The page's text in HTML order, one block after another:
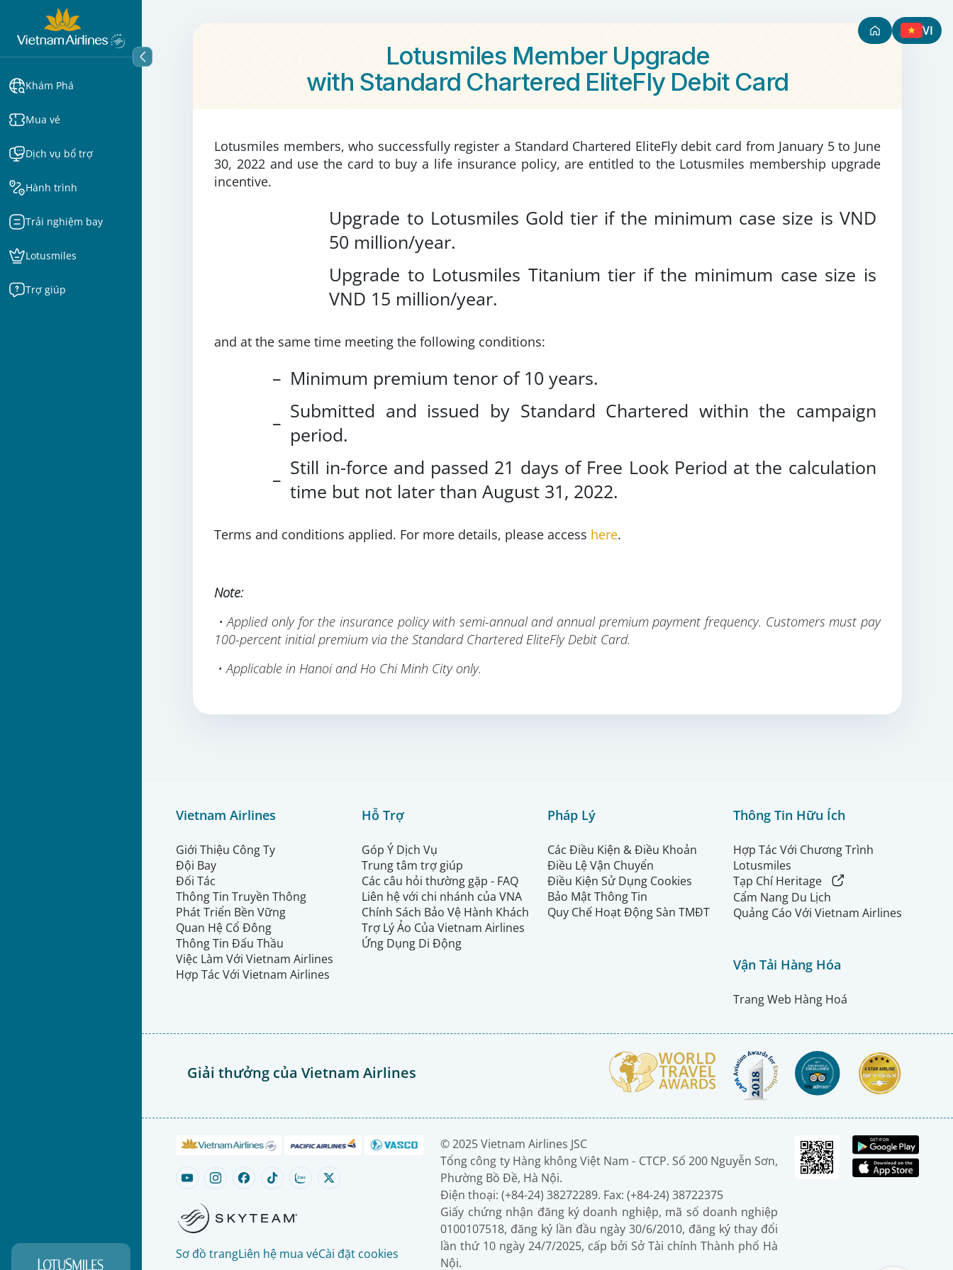
Khám Phá
Mua vé
Dịch vụ bổ trợ
Hành trình
Trải nghiệm bay
Lotusmiles
Trợ giúp
VI
Lotusmiles Member Upgrade
with Standard Chartered EliteFly Debit Card
Lotusmiles members, who successfully register a Standard Chartered EliteFly debit card from January 5 to June
30, 2022 and use the card to buy a life insurance policy, are entitled to the Lotusmiles membership upgrade
incentive.
Upgrade to Lotusmiles Gold tier if the minimum case size is VND
50 million/year.
Upgrade to Lotusmiles Titanium tier if the minimum case size is
VND 15 million/year.
and at the same time meeting the following conditions:
– Minimum premium tenor of 10 years.
–
Submitted and issued by Standard Chartered within the campaign
period.
–
Still in-force and passed 21 days of Free Look Period at the calculation
time but not later than August 31, 2022.
Terms and conditions applied. For more details, please access here.
Note:
• Applied only for the insurance policy with semi-annual and annual premium payment frequency. Customers must pay
100-percent initial premium via the Standard Chartered EliteFly Debit Card.
• Applicable in Hanoi and Ho Chi Minh City only.
Vietnam Airlines
Giới Thiệu Công Ty
Đội Bay
Đối Tác
Thông Tin Truyền Thông
Phát Triển Bền Vững
Quan Hệ Cổ Đông
Thông Tin Đấu Thầu
Việc Làm Với Vietnam Airlines
Hợp Tác Với Vietnam Airlines
Hỗ Trợ
Góp Ý Dịch Vụ
Trung tâm trợ giúp
Các câu hỏi thường gặp - FAQ
Liên hệ với chi nhánh của VNA
Chính Sách Bảo Vệ Hành Khách
Trợ Lý Ảo Của Vietnam Airlines
Ứng Dụng Di Động
Pháp Lý
Các Điều Kiện & Điều Khoản
Điều Lệ Vận Chuyển
Điều Kiện Sử Dụng Cookies
Bảo Mật Thông Tin
Quy Chế Hoạt Động Sàn TMĐT
Thông Tin Hữu Ích
Hợp Tác Với Chương Trình
Lotusmiles
Tạp Chí Heritage
Cẩm Nang Du Lịch
Quảng Cáo Với Vietnam Airlines
Vận Tải Hàng Hóa
Trang Web Hàng Hoá
Giải thưởng của Vietnam Airlines
Sơ đồ trangLiên hệ mua véCài đặt cookies
© 2025 Vietnam Airlines JSC
Tổng công ty Hàng không Việt Nam - CTCP. Số 200 Nguyễn Sơn,
Phường Bồ Đề, Hà Nội.
Điện thoại: (+84-24) 38272289. Fax: (+84-24) 38722375
Giấy chứng nhận đăng ký doanh nghiệp, mã số doanh nghiệp
0100107518, đăng ký lần đầu ngày 30/6/2010, đăng ký thay đổi
lần thứ 10 ngày 24/7/2025, cấp bởi Sở Tài chính Thành phố Hà
Nội.